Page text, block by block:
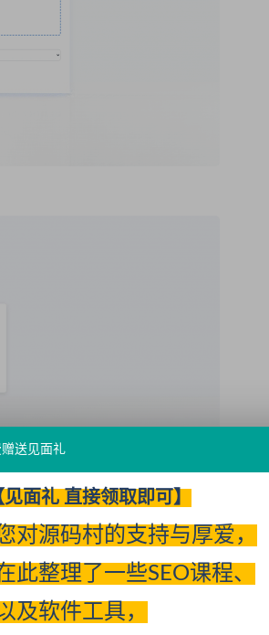
送见面礼
见面礼 直接领取即可】
对源码村的支持与厚爱，
此整理了一些SEO课程、
及软件工具，